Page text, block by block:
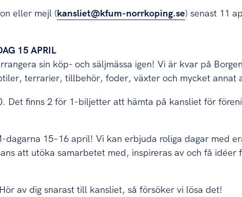
eller mejl (kansliet@kfum-norrkoping.se) senast 11
15 APRIL
sin köp- och säljmässa igen! Vi är kvar på
terrarier, tillbehör, foder, växter och mycket annat
Det finns 2 för 1-biljetter att hämta på kansliet för
dagarna 15–16 april! Vi kan erbjuda roliga dagar med
att utöka samarbetet med, inspireras av och få idéer
av dig snarast till kansliet, så försöker vi lösa det!